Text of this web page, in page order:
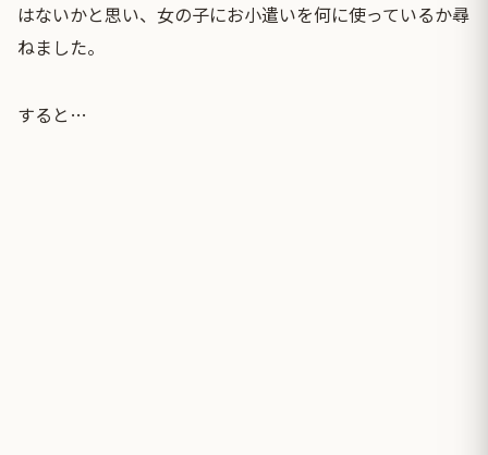
はないかと思い、女の子にお小遣いを何に使っているか尋
ねました。
すると…